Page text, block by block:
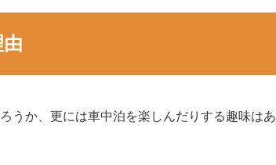
うか、更には車中泊を楽しんだりする趣味はあ